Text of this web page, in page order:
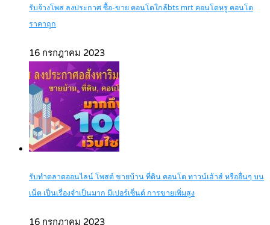
รับจ้างโพส ลงประกาศ ซื้อ-ขาย คอนโดใกล้bts mrt คอนโดหรู คอนโด
ราคาถูก
16 กรกฎาคม 2023
รับทำตลาดออนไลน์ โพสต์ ขายบ้าน ที่ดิน คอนโด ทาวน์เฮ้าส์ หรืออื่นๆ บน
เน็ต เป็นเรื่องจำเป็นมาก มีเปอร์เซ็นต์ การขายเพิ่มสูง
16 กรกฎาคม 2023